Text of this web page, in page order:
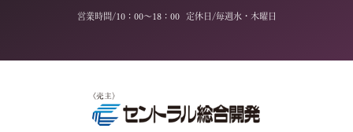
営業時間/10：00～18：00 定休日/毎週水・木曜日